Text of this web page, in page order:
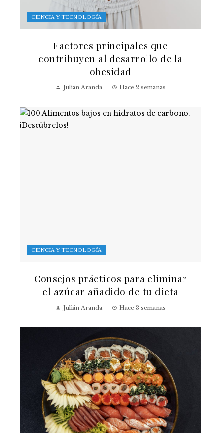
CIENCIA Y TECNOLOGÍA
Factores principales que
contribuyen al desarrollo de la
obesidad
Julián Aranda Hace 2 semanas
CIENCIA Y TECNOLOGÍA
Consejos prácticos para eliminar
el azúcar añadido de tu dieta
Julián Aranda Hace 3 semanas